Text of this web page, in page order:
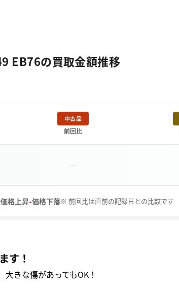
EB76の買取金額推移
中古品
前回比
－
価格上昇-価格下落※ 前回比は直前の記録日との比較です
す！
きな傷があってもOK！